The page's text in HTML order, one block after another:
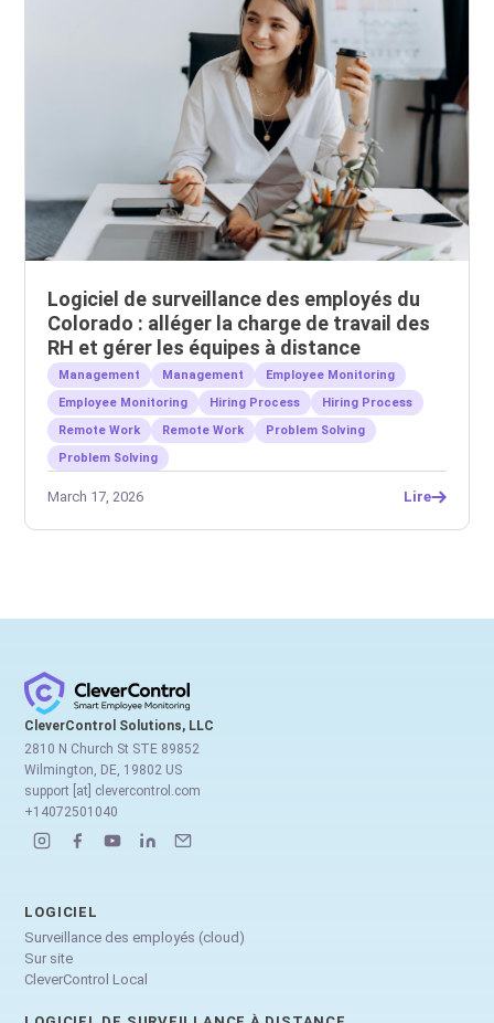
Logiciel de surveillance des employés du
Colorado : alléger la charge de travail des
RH et gérer les équipes à distance
Management Management
Employee Monitoring
Employee Monitoring
Hiring Process
Hiring Process
Remote Work
Remote Work
Problem Solving
Problem Solving
March 17, 2026 Lire
CleverControl Solutions, LLC
2810 N Church St STE 89852
Wilmington, DE, 19802 US
support [at] clevercontrol.com
+14072501040
LOGICIEL
Surveillance des employés (cloud)
Sur site
CleverControl Local